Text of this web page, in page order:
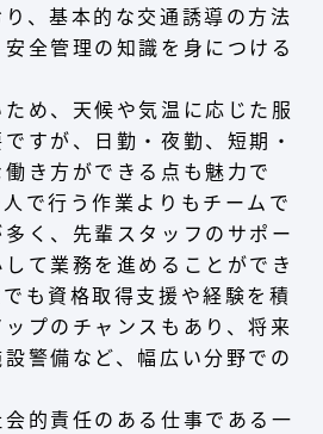
、基本的な交通誘導の方法
全管理の知識を身につける
め、天候や気温に応じた服
すが、日勤・夜勤、短期・
き方ができる点も魅力で
で行う作業よりもチームで
く、先輩スタッフのサポー
て業務を進めることができ
も資格取得支援や経験を積
プのチャンスもあり、将来
警備など、幅広い分野での
的責任のある仕事である一